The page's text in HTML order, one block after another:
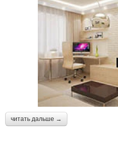
читать дальше →